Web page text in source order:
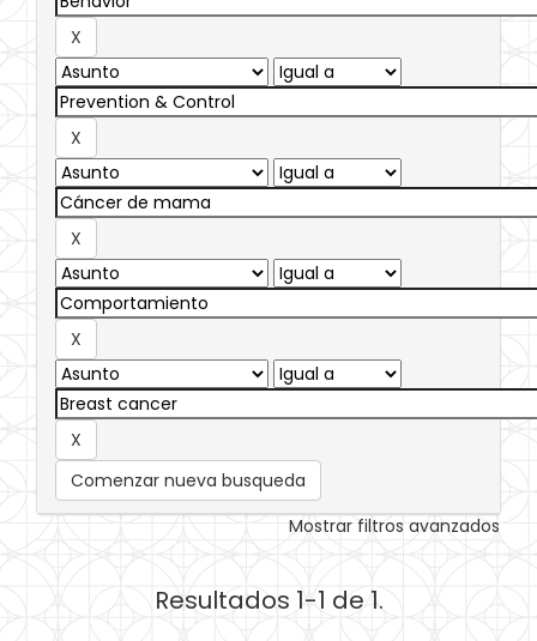
Comenzar nueva busqueda
Mostrar filtros avanzados
Resultados 1-1 de 1.